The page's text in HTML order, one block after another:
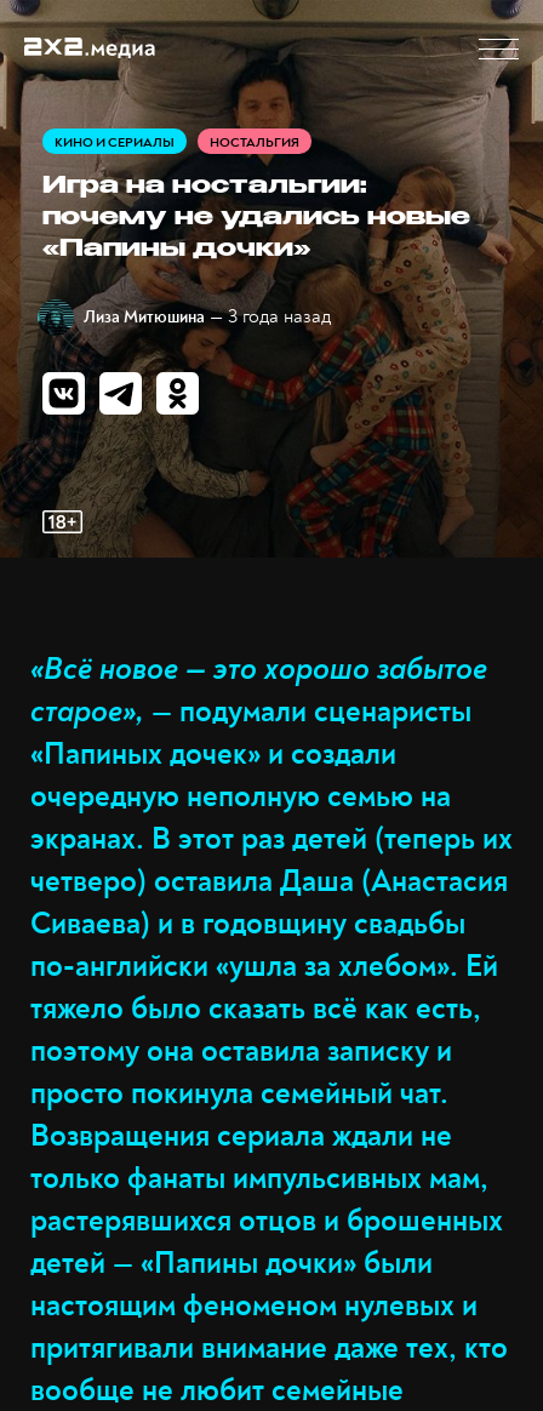
КИНО И СЕРИАЛЫ НОСТАЛЬГИЯ
Игра на ностальгии:
почему не удались новые
«Папины дочки»
Лиза Митюшина — 3 года назад
«Всё новое — это хорошо забытое
старое», — подумали сценаристы
«Папиных дочек» и создали
очередную неполную семью на
экранах. В этот раз детей (теперь их
четверо) оставила Даша (Анастасия
Сиваева) и в годовщину свадьбы
по-английски «ушла за хлебом». Ей
тяжело было сказать всё как есть,
поэтому она оставила записку и
просто покинула семейный чат.
Возвращения сериала ждали не
только фанаты импульсивных мам,
растерявшихся отцов и брошенных
детей — «Папины дочки» были
настоящим феноменом нулевых и
притягивали внимание даже тех, кто
вообще не любит семейные